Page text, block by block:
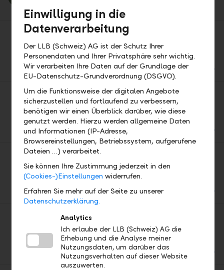
Download
Geldablieferung
Download
Ihre KMU-Bank – Partnerschaftlich zum Erfolg
Investitionsgüterleasing
Download
Einwilligung in die
Datenverarbeitung
Der LLB (Schweiz) AG ist der Schutz Ihrer
Personendaten und Ihrer Privatsphäre sehr wichtig.
Wir verarbeiten Ihre Daten auf der Grundlage der
EU-Datenschutz-Grundverordnung (DSGVO).
Um die Funktionsweise der digitalen Angebote
sicherzustellen und fortlaufend zu verbessern,
benötigen wir einen Überblick darüber, wie diese
genutzt werden. Hierzu werden allgemeine Daten
und Informationen (IP-Adresse,
Browsereinstellungen, Betriebssystem, aufgerufene
Dateien …) verarbeitet.
Sie können Ihre Zustimmung jederzeit in den
(Cookies-)Einstellungen widerrufen.
Erfahren Sie mehr auf der Seite zu unserer
Datenschutzerklärung.
Analytics
Ich erlaube der LLB (Schweiz) AG die
Erhebung und die Analyse meiner
Nutzungsdaten, um darüber das
Nutzungsverhalten auf dieser Website
auszuwerten.